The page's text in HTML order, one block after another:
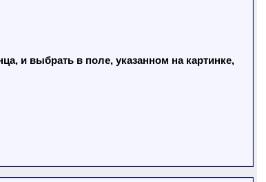
и выбрать в поле, указанном на картинке,